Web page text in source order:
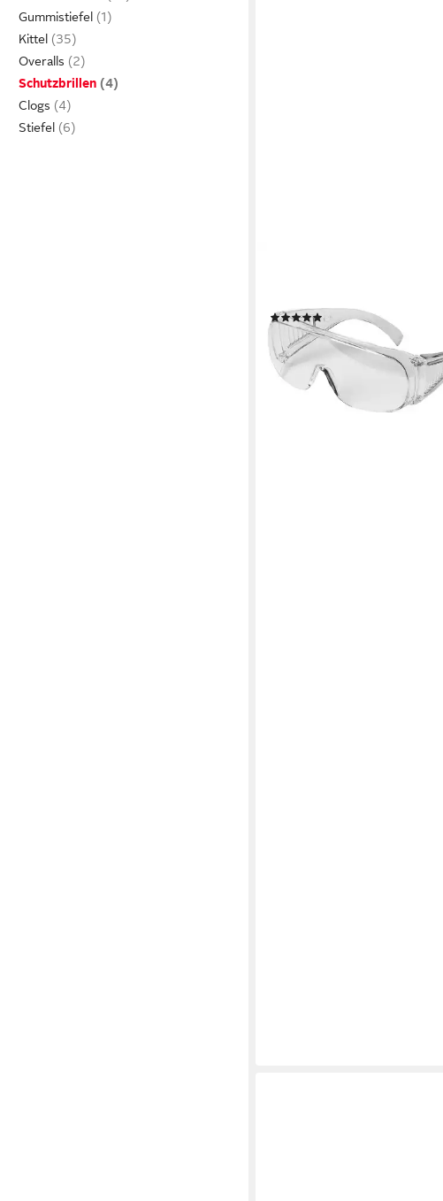
Gummistiefel
Kittel
Overalls
Schutzbrillen
Clogs
Stiefel
(1)
ab 6,47 €
lieferbar - in 5-6 Werktagen bei dir